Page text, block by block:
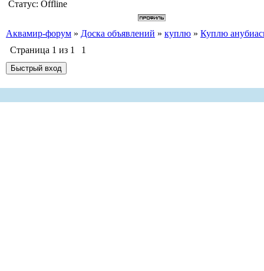
Статус: Offline
Аквамир-форум » Доска объявлений » куплю » Куплю
Страница 1 из 1 1